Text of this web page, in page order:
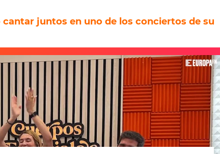
juntos en uno de los conciertos de su